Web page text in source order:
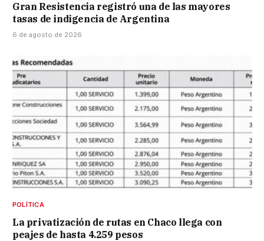
Gran Resistencia registró una de las mayores
tasas de indigencia de Argentina
6 de agosto de 2026
POLÍTICA
La privatización de rutas en Chaco llega con
peajes de hasta 4.259 pesos